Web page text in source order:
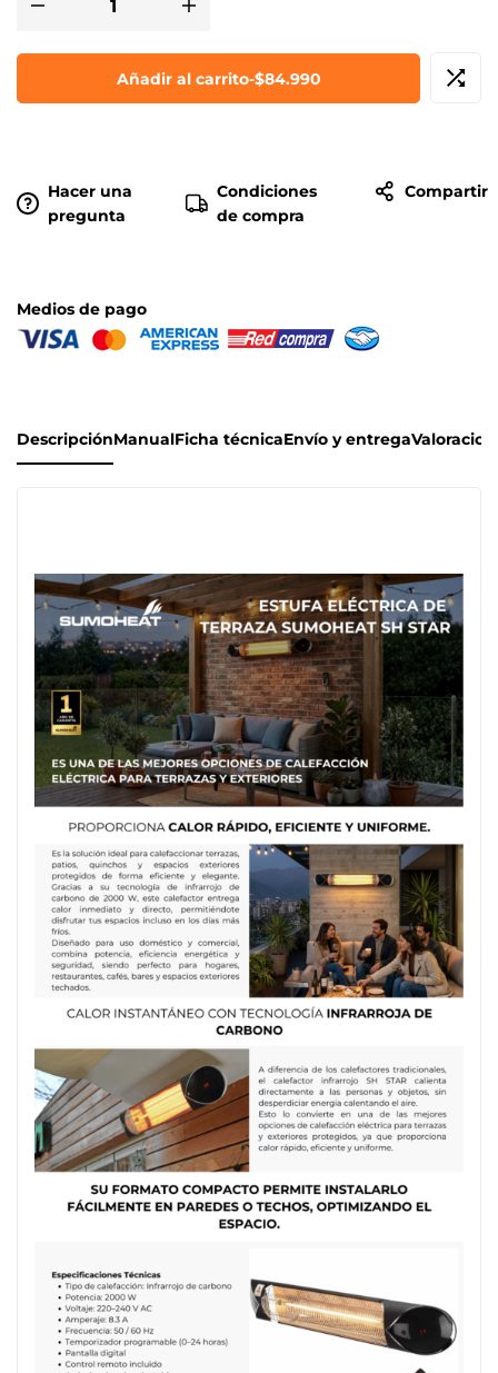
Añadir al carrito-$84.990
Hacer una
pregunta
Condiciones
de compra
Compartir
Medios de pago
DescripciónManualFicha técnicaEnvío y entrega